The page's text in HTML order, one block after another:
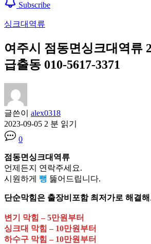
Subscribe
싱크대역류
여주시 점동면싱크대역류
급출동 010-5617-3371
글쓴이 alex0318
2023-09-05 2 분 읽기
0
점동면싱크대역류
언제든지 연락주세요.
시원하게 뻥 뚫어드립니다.
단순막힘은 출장비포함 최저가로 해결
변기 막힘 – 5만원부터
싱크대 막힘 – 10만원부터
하수구 막힘 – 10만원부터